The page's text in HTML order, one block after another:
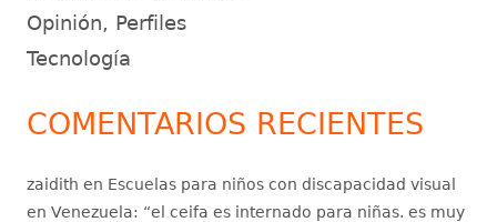
Opinión, Perfiles
Tecnología
COMENTARIOS RECIENTES
zaidith en Escuelas para niños con discapacidad visual
en Venezuela: “el ceifa es internado para niñas. es muy